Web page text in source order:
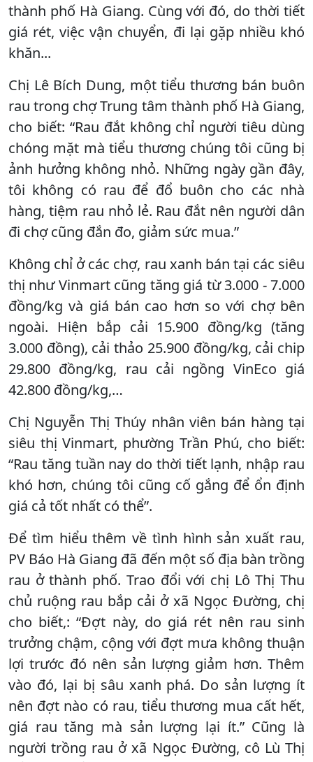
thành phố Hà Giang. Cùng với đó, do thời tiết
giá rét, việc vận chuyển, đi lại gặp nhiều khó
khăn...
Chị Lê Bích Dung, một tiểu thương bán buôn
rau trong chợ Trung tâm thành phố Hà Giang,
cho biết: “Rau đắt không chỉ người tiêu dùng
chóng mặt mà tiểu thương chúng tôi cũng bị
ảnh hưởng không nhỏ. Những ngày gần đây,
tôi không có rau để đổ buôn cho các nhà
hàng, tiệm rau nhỏ lẻ. Rau đắt nên người dân
đi chợ cũng đắn đo, giảm sức mua.”
Không chỉ ở các chợ, rau xanh bán tại các siêu
thị như Vinmart cũng tăng giá từ 3.000 - 7.000
đồng/kg và giá bán cao hơn so với chợ bên
ngoài. Hiện bắp cải 15.900 đồng/kg (tăng
3.000 đồng), cải thảo 25.900 đồng/kg, cải chip
29.800 đồng/kg, rau cải ngồng VinEco giá
42.800 đồng/kg,…
Chị Nguyễn Thị Thúy nhân viên bán hàng tại
siêu thị Vinmart, phường Trần Phú, cho biết:
“Rau tăng tuần nay do thời tiết lạnh, nhập rau
khó hơn, chúng tôi cũng cố gắng để ổn định
giá cả tốt nhất có thể”.
Để tìm hiểu thêm về tình hình sản xuất rau,
PV Báo Hà Giang đã đến một số địa bàn trồng
rau ở thành phố. Trao đổi với chị Lô Thị Thu
chủ ruộng rau bắp cải ở xã Ngọc Đường, chị
cho biết,: “Đợt này, do giá rét nên rau sinh
trưởng chậm, cộng với đợt mưa không thuận
lợi trước đó nên sản lượng giảm hơn. Thêm
vào đó, lại bị sâu xanh phá. Do sản lượng ít
nên đợt nào có rau, tiểu thương mua cất hết,
giá rau tăng mà sản lượng lại ít.” Cũng là
người trồng rau ở xã Ngọc Đường, cô Lù Thị